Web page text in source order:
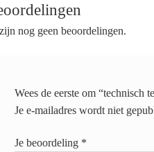
nog geen beoordelingen.
Wees de eerste om “technisch
Je e-mailadres wordt niet
Je beoordeling *